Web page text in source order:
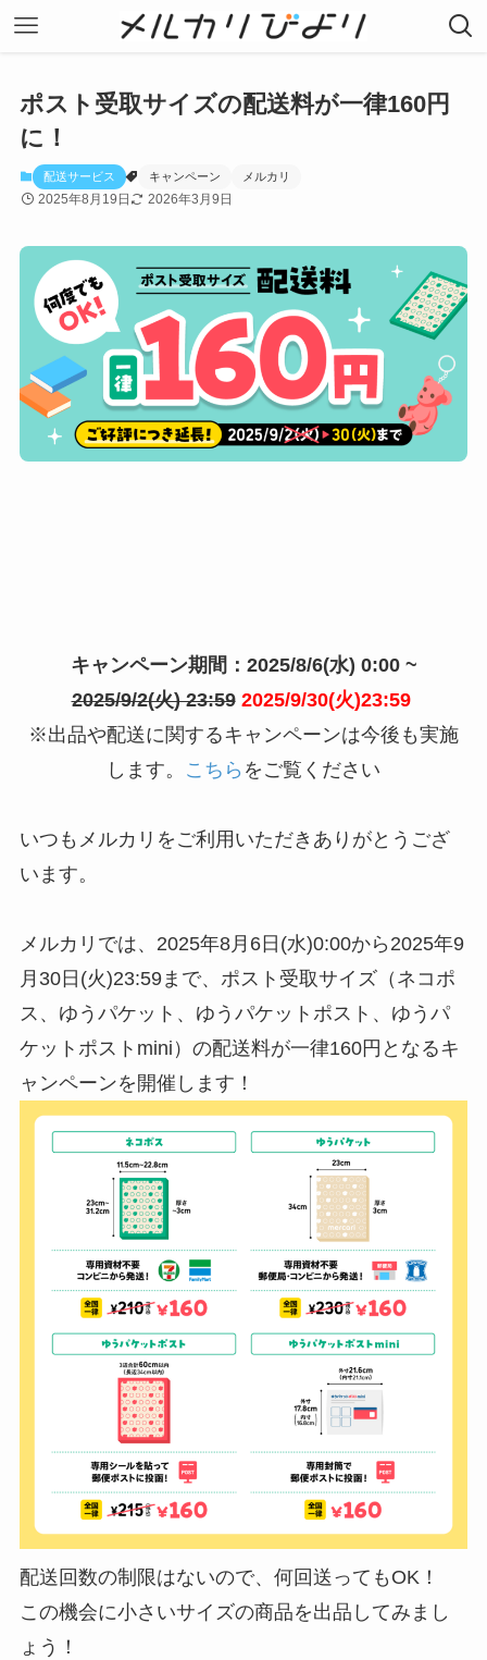
ポスト受取サイズの配送料が一律160円
に！
配送サービス キャンペーン メルカリ
2025年8月19日 2026年3月9日
キャンペーン期間：2025/8/6(水) 0:00 ~
2025/9/2(火) 23:592025/9/30(火)23:59
※出品や配送に関するキャンペーンは今後も実施
します。 こちら をご覧ください
いつもメルカリをご利用いただきありがとうござ
います。
メルカリでは、2025年8月6日(水)0:00から2025年9
月30日(火)23:59まで、ポスト受取サイズ（ネコポ
ス、ゆうパケット、ゆうパケットポスト、ゆうパ
ケットポストmini）の配送料が一律160円となるキ
ャンペーンを開催します！
配送回数の制限はないので、何回送ってもOK！
この機会に小さいサイズの商品を出品してみまし
ょう！